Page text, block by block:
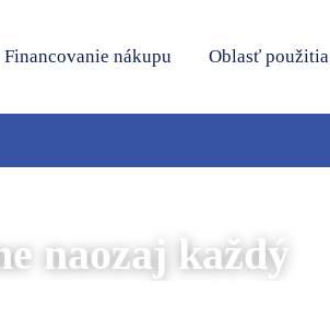
Financovanie nákupu Oblasť použitia
naozaj každý